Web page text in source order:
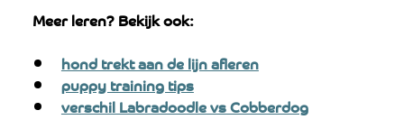
Meer leren? Bekijk ook:
hond trekt aan de lijn afleren
puppy training tips
verschil Labradoodle vs Cobberdog